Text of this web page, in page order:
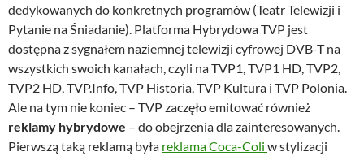
dedykowanych do konkretnych programów (Teatr Telewizji i
Pytanie na Śniadanie). Platforma Hybrydowa TVP jest
dostępna z sygnałem naziemnej telewizji cyfrowej DVB-T na
wszystkich swoich kanałach, czyli na TVP1, TVP1 HD, TVP2,
TVP2 HD, TVP.Info, TVP Historia, TVP Kultura i TVP Polonia.
Ale na tym nie koniec – TVP zaczęło emitować również
reklamy hybrydowe – do obejrzenia dla zainteresowanych.
Pierwszą taką reklamą była reklama Coca-Coli w stylizacji